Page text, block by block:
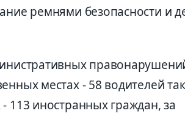
ремнями безопасности и
местах - 58 водителей
иностранных граждан, за